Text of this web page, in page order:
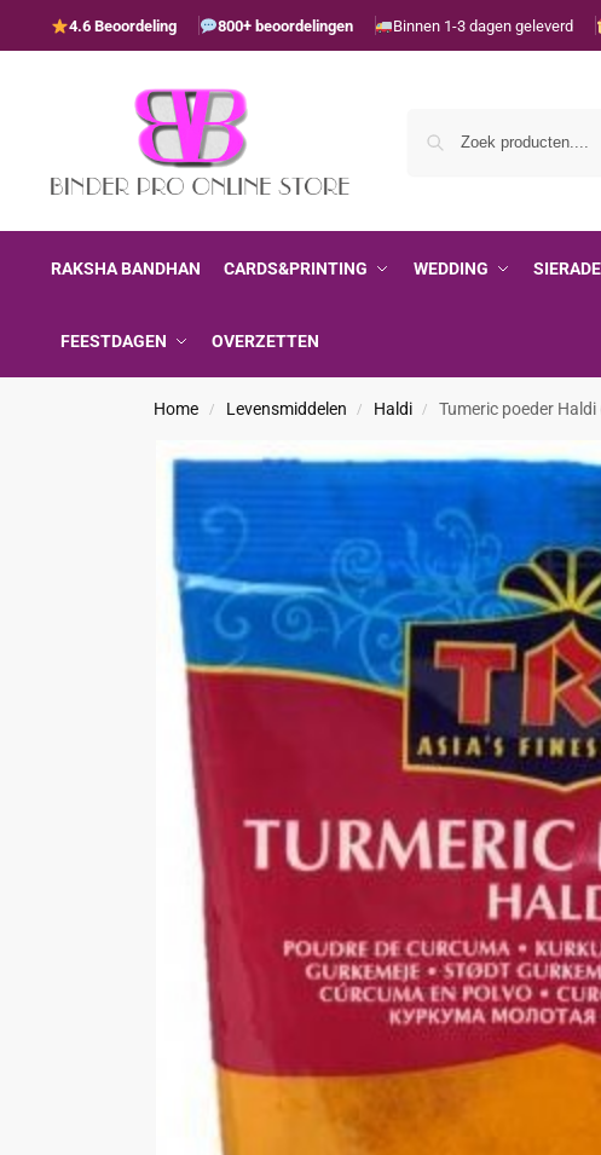
4.6 Beoordeling 800+ beoordelingen Binnen 1-3 dagen geleverd
RAKSHA BANDHAN CARDS&PRINTING WEDDING
FEESTDAGEN OVERZETTEN
Home / Levensmiddelen / Haldi / Tumeric poeder Haldi